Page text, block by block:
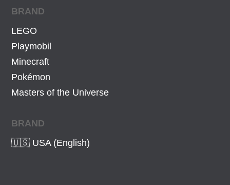
BRAND
LEGO
Playmobil
Minecraft
Pokémon
Masters of the Universe
BRAND
🇺🇸 USA (English)